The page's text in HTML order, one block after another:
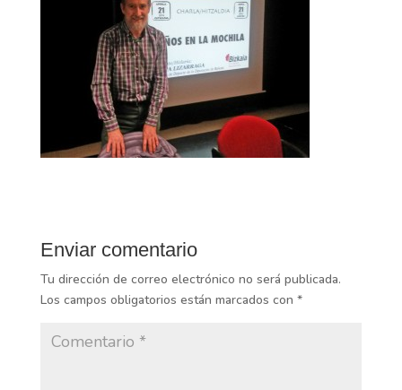
Enviar comentario
Tu dirección de correo electrónico no será publicada.
Los campos obligatorios están marcados con *